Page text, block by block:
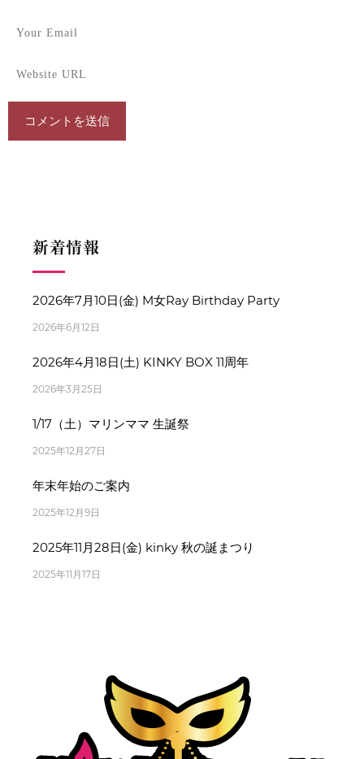
新着情報
2026年7月10日(金) M女Ray Birthday Party
2026年6月12日
2026年4月18日(土) KINKY BOX 11周年
2026年3月25日
1/17（土）マリンママ 生誕祭
2025年12月27日
年末年始のご案内
2025年12月9日
2025年11月28日(金) kinky 秋の誕まつり
2025年11月17日